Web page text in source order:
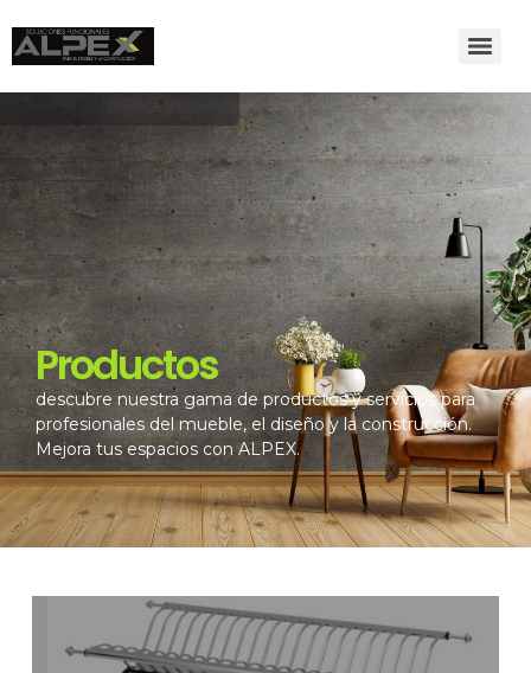
Productos
descubre nuestra gama de productos y servicios para
profesionales del mueble, el diseño y la construcción.
Mejora tus espacios con ALPEX.